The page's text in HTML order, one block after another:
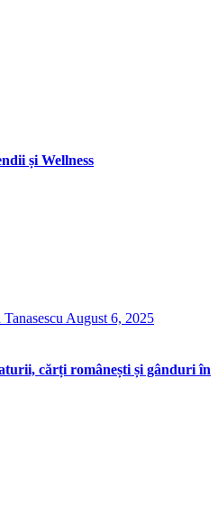
și Wellness
August 6, 2025
cărți românești și gânduri în